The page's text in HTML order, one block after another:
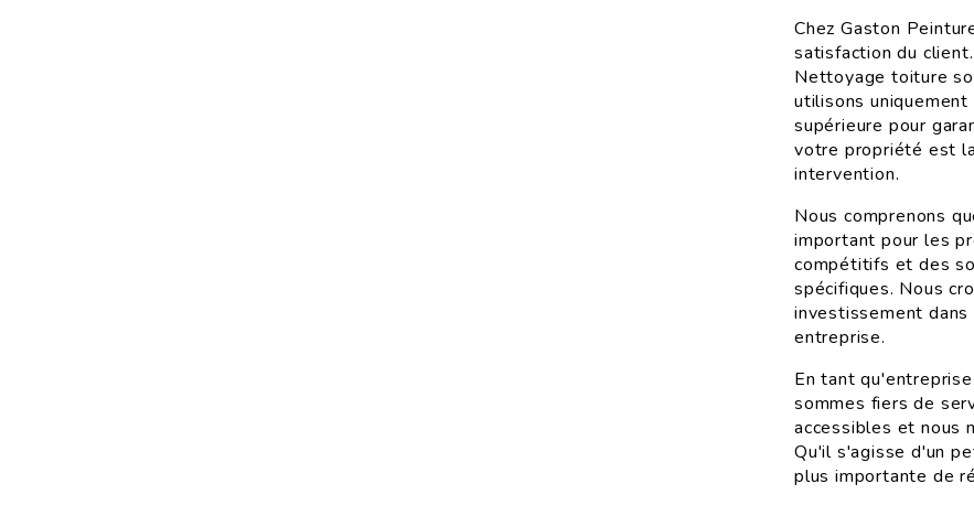
Chez Gaston
satisfaction du
Nettoyage toiture
utilisons
supérieure pour
votre propriété est
intervention.
Nous comprenons
important pour les
compétitifs et des
spécifiques. Nous
investissement
entreprise.
En tant
sommes fiers de
accessibles et nous
Qu'il s'agisse d'un
plus importante de